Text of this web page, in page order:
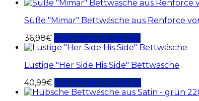
Süße "Mimar" Bettwäsche aus Renforce
36,98€ Auf Amazon ansehen
Lustige "Her Side His Side" Bettwäsche
40,99€ Auf Amazon ansehen